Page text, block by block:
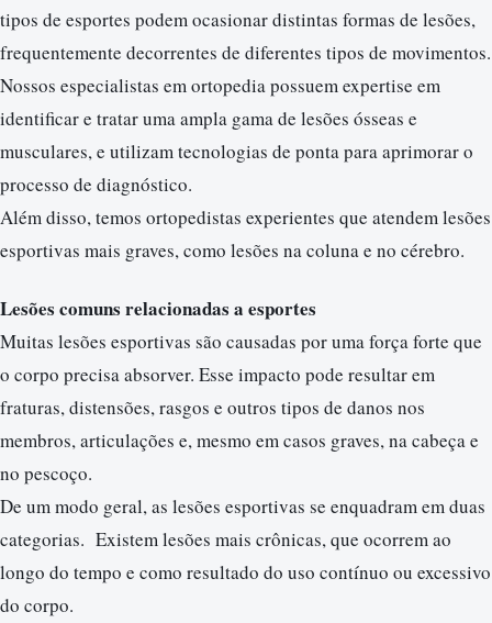
tipos de esportes podem ocasionar distintas formas de lesões,
frequentemente decorrentes de diferentes tipos de movimentos.
Nossos especialistas em ortopedia possuem expertise em
identificar e tratar uma ampla gama de lesões ósseas e
musculares, e utilizam tecnologias de ponta para aprimorar o
processo de diagnóstico.
Além disso, temos ortopedistas experientes que atendem lesões
esportivas mais graves, como lesões na coluna e no cérebro.
Lesões comuns relacionadas a esportes
Muitas lesões esportivas são causadas por uma força forte que
o corpo precisa absorver. Esse impacto pode resultar em
fraturas, distensões, rasgos e outros tipos de danos nos
membros, articulações e, mesmo em casos graves, na cabeça e
no pescoço.
De um modo geral, as lesões esportivas se enquadram em duas
categorias. Existem lesões mais crônicas, que ocorrem ao
longo do tempo e como resultado do uso contínuo ou excessivo
do corpo.